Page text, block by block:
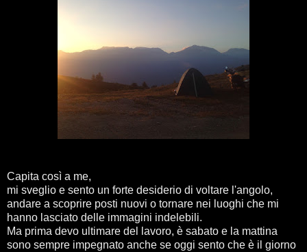
Capita così a me,
mi sveglio e sento un forte desiderio di voltare l'angolo,
andare a scoprire posti nuovi o tornare nei luoghi che mi
hanno lasciato delle immagini indelebili.
Ma prima devo ultimare del lavoro, è sabato e la mattina
sono sempre impegnato anche se oggi sento che è il giorno